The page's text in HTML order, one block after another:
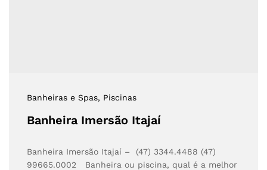
Banheiras e Spas, Piscinas
Banheira Imersão Itajaí
Banheira Imersão Itajaí – (47) 3344.4488 (47)
99665.0002 Banheira ou piscina, qual é a melhor